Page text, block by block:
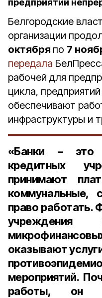
предприятий
Белгородские
организации
октября по 7
передала
рабочей для
цикла,
обеспечивают
инфраструктуры и
«Банки
– это
кредитных
принимают
коммунальные,
право работать.
учреждения
оказывают
мероприятий.
работы, он